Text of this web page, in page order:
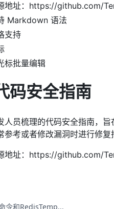
地址：https://github.com/
Markdown 语法
支持
标批量编辑
码安全指南
人员梳理的代码安全指南，
参考或者修改漏洞时进行修复
地址：https://github.com/
令和RedisTemp...